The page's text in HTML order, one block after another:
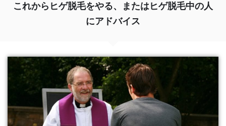
これからヒゲ脱毛をやる、またはヒゲ脱毛中の人
にアドバイス